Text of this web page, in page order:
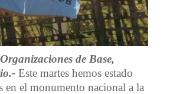
de Base,
Este martes hemos estado
en el monumento nacional a la